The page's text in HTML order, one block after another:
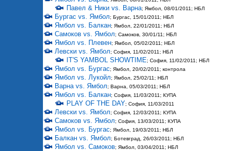
Павел & Ники vs. Варна; Ямбол, 08/01/2011; НБЛ
Бургас vs. Ямбол; Бургас, 15/01/2011; НБЛ
Ямбол vs. Балкан; Ямбол, 22/01/2011; НБЛ
Самоков vs. Ямбол; Самоков, 30/01/11; НБЛ
Ямбол vs. Плевен; Ямбол, 05/02/2011; НБЛ
Левски vs. Ямбол; София, 11/02/2011; НБЛ
IT'S YAMBOL SHOWTIME; София, 11/02/2011; НБЛ
Ямбол vs. Бургас; Ямбол, 20/02/2011; контрола
Ямбол vs. Лукойл; Ямбол, 25/02/11; НБЛ
Варна vs. Ямбол; Варна, 05/03/2011; НБЛ
Ямбол vs. Балкан; София, 11/03/2011; КУПА
PLAY OF THE DAY; София, 11/03/2011
Левски vs. Ямбол; София, 12/03/2011; КУПА
Самоков vs. Ямбол; София, 13/03/2011; КУПА
Ямбол vs. Бургас; Ямбол, 19/03/2011; НБЛ
Балкан vs. Ямбол; Ботевград, 26/03/2011; НБЛ
Ямбол vs. Самоков; Ямбол, 03/04/2011; НБЛ